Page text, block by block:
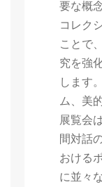
要な概
コレク
ことで
究を強
します
ム、美
展覧会
間対話
おける
に並々